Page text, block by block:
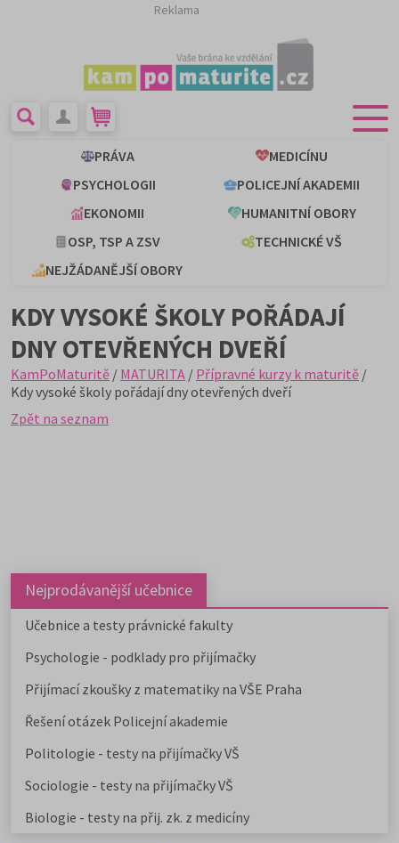
Reklama
PRÁVA
MEDICÍNU
PSYCHOLOGII
POLICEJNÍ AKADEMII
EKONOMII
HUMANITNÍ OBORY
OSP, TSP A ZSV
TECHNICKÉ VŠ
NEJŽÁDANĚJŠÍ OBORY
KDY VYSOKÉ ŠKOLY POŘÁDAJÍ
DNY OTEVŘENÝCH DVEŘÍ
KamPoMaturitě / MATURITA / Přípravné kurzy k maturitě /
Kdy vysoké školy pořádají dny otevřených dveří
Zpět na seznam
Nejprodávanější učebnice
Učebnice a testy právnické fakulty
Psychologie - podklady pro přijímačky
Přijímací zkoušky z matematiky na VŠE Praha
Řešení otázek Policejní akademie
Politologie - testy na přijímačky VŠ
Sociologie - testy na přijímačky VŠ
Biologie - testy na přij. zk. z medicíny